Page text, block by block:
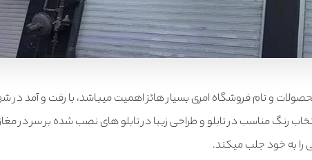
و نام فروشگاه امری بسیار هائز اهمیت میباشد، با رفت و آمد در
رنگ مناسب در تابلو و طراحی زیبا در تابلو های نصب شده بر سر در
را به خود جلب میکند.